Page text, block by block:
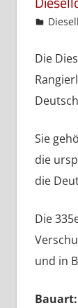
admin
Die
Sie
die
die
Die
und in
Bauart: